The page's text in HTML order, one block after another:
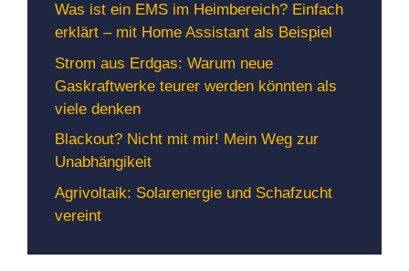
Was ist ein EMS im Heimbereich? Einfach
erklärt – mit Home Assistant als Beispiel
Strom aus Erdgas: Warum neue
Gaskraftwerke teurer werden könnten als
viele denken
Blackout? Nicht mit mir! Mein Weg zur
Unabhängikeit
Agrivoltaik: Solarenergie und Schafzucht
vereint